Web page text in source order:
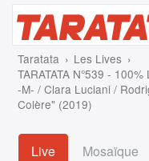
Taratata
Les Lives
TARATATA N°539 -
-M- / Clara Luciani /
Colère" (2019)
Live Mosaïque